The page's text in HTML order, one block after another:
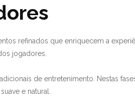
refinados que enriquecem a
jogadores.
de entretenimento. Nestas
e natural.